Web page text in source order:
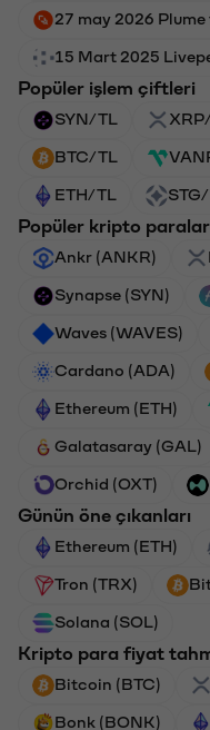
27 may 2026 Plume
15 Mart 2025
Popüler işlem çiftleri
SYN/TL
BTC/TL
ETH/TL STG/
Popüler kripto paralar
Ankr (ANKR)
Synapse (SYN)
Waves (WAVES)
Cardano (ADA)
Ethereum (ETH)
Galatasaray (GAL)
Orchid (OXT)
Günün öne çıkanları
Ethereum (ETH)
Tron (TRX)
Solana (SOL)
Kripto para fiyat
Bitcoin (BTC)
Bonk (BONK)